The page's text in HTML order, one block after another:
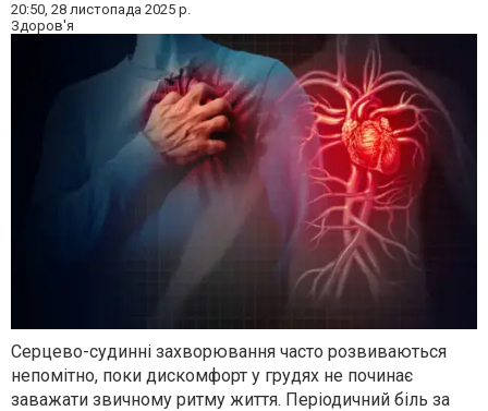
20:50, 28 листопада 2025 р.
Здоров'я
Серцево-судинні захворювання часто розвиваються
непомітно, поки дискомфорт у грудях не починає
заважати звичному ритму життя. Періодичний біль за